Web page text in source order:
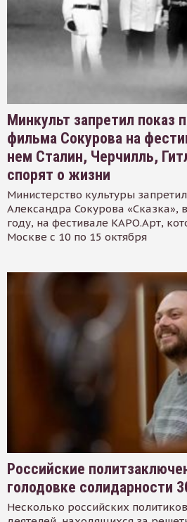
Минкульт запретил показ
фильма Сокурова на
нем Сталин, Черчилль,
спорят о жизни
Министерство культуры
Александра Сокурова «Сказка»,
году, на фестивале КАРО.Арт,
Москве с 10 по 15 октября
Российские
голодовке солидарности
Несколько российских